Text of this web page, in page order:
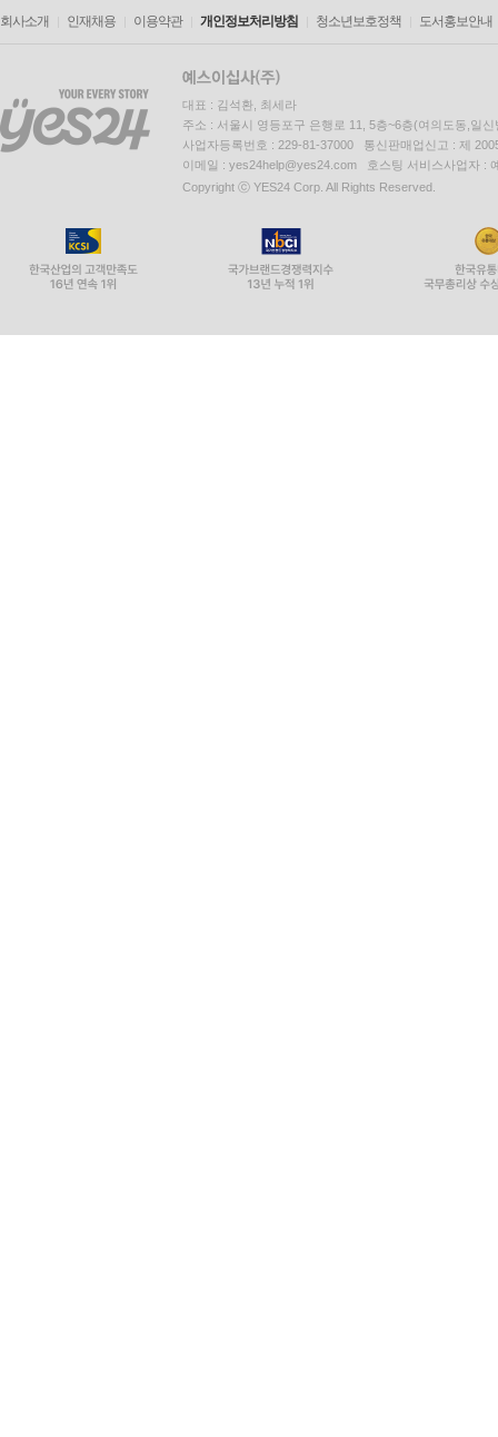
회사소개 인재채용 이용약관 개인정보처리방침 청소년보호정책 도서홍보안내
대표 : 김석환, 최세라
주소 : 서울시 영등포구 은행로 11, 5층~6층(여의도동,일신
사업자등록번호 : 229-81-37000 통신판매업신고 : 제
이메일 : yes24help@yes24.com 호스팅 서비스사업자 :
Copyright ⓒ YES24 Corp. All Rights Reserved.